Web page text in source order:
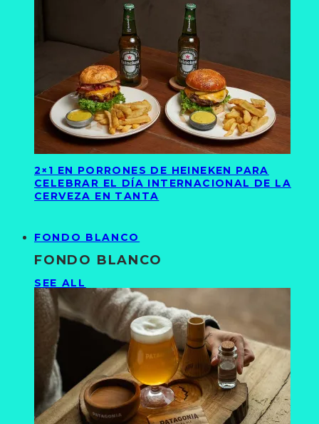
2×1 EN PORRONES DE HEINEKEN PARA
CELEBRAR EL DÍA INTERNACIONAL DE LA
CERVEZA EN TANTA
FONDO BLANCO
FONDO BLANCO
SEE ALL